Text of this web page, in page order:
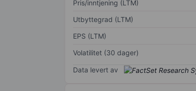
Pris/inntjening (LTM)
Utbyttegrad (LTM)
EPS (LTM)
Volatilitet (30 dager)
Data levert av